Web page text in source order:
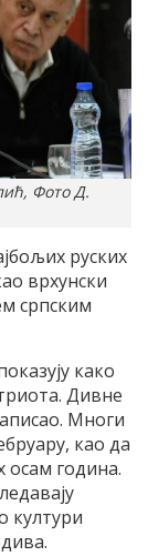
Фото Д.
руских
врхунски
српским
како
Дивне
Многи
као да
осам година.
култури